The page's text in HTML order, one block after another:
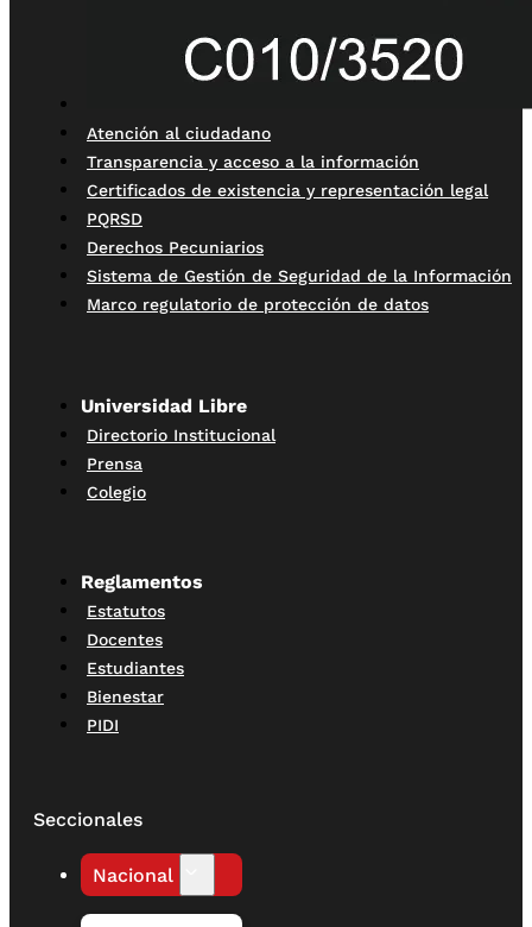
Atención al ciudadano
Transparencia y acceso a la información
Certificados de existencia y representación legal
PQRSD
Derechos Pecuniarios
Sistema de Gestión de Seguridad de la Información
Marco regulatorio de protección de datos
Universidad Libre
Directorio Institucional
Prensa
Colegio
Reglamentos
Estatutos
Docentes
Estudiantes
Bienestar
PIDI
Seccionales
Nacional